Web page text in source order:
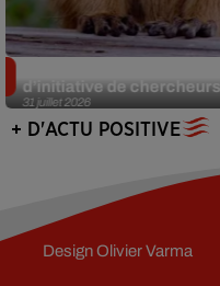
31 juillet 2026
d’initiative de
+ D'ACTU POSITIVE
DesignOlivier Varma